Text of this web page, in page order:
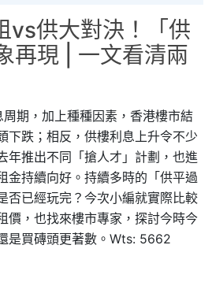
vs供大對決！「供
再現 | 一文看清兩
期，加上種種因素，香港樓市結
下跌；相反，供樓利息上升令不少
年推出不同「搶人才」計劃，也進
金持續向好。持續多時的「供平過
否已經玩完？今次小編就實際比較
價，也找來樓市專家，探討今時今
是買磚頭更著數。Wts: 5662